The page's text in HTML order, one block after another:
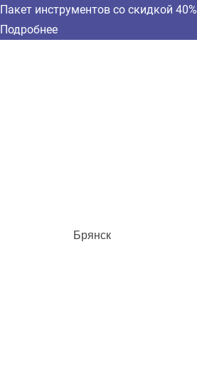
Пакет инструментов со скидкой 40%
Подробнее
Брянск